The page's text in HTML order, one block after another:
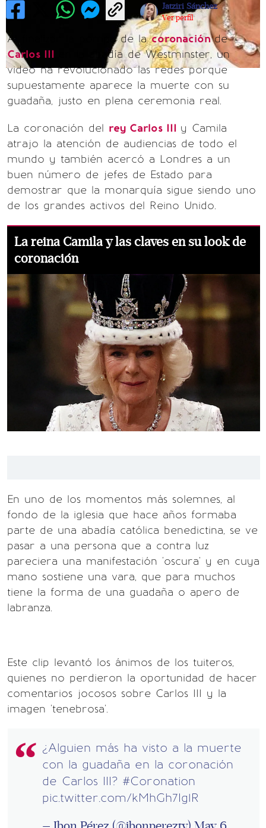
Jatziri Sánchez
Ver perfil
Al finalizar la pompa de lacoronaciónde
Carlos III
en la abadía de Westminster, un
video ha revolucionado las redes porque
supuestamente aparece la muerte con su
guadaña, justo en plena ceremonia real.
La coronación del rey Carlos III y Camila
atrajo la atención de audiencias de todo el
mundo y también acercó a Londres a un
buen número de jefes de Estado para
demostrar que la monarquía sigue siendo uno
de los grandes activos del Reino Unido.
La reina Camila y las claves en su look de
coronación
En uno de los momentos más solemnes, al
fondo de la iglesia que hace años formaba
parte de una abadía católica benedictina, se ve
pasar a una persona que a contra luz
pareciera una manifestación 'oscura' y en cuya
mano sostiene una vara, que para muchos
tiene la forma de una guadaña o apero de
labranza.
Este clip levantó los ánimos de los tuiteros,
quienes no perdieron la oportunidad de hacer
comentarios jocosos sobre Carlos III y la
imagen 'tenebrosa'.
¿Alguien más ha visto a la muerte
con la guadaña en la coronación
de Carlos III? #Coronation
pic.twitter.com/kMhGh7Ig1R